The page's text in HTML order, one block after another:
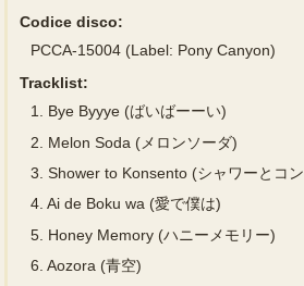
Codice disco:
PCCA-15004 (Label: Pony Canyon)
Tracklist:
1.
Bye Byyye (ばいばーーい)
2.
Melon Soda (メロンソーダ)
3. Shower to Konsento (シャワーとコ
4. Ai de Boku wa (愛で僕は)
5. Honey Memory (ハニーメモリー)
6. Aozora (青空)